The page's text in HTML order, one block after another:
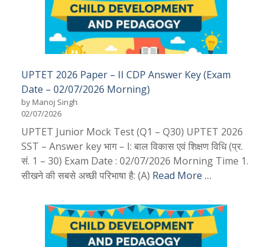
UPTET 2026 Paper – II CDP Answer Key (Exam
Date – 02/07/2026 Morning)
by Manoj Singh
02/07/2026
UPTET Junior Mock Test (Q1 – Q30) UPTET 2026
SST – Answer key भाग – I: बाल विकास एवं शिक्षण विधि (प्र.
सं. 1 – 30) Exam Date : 02/07/2026 Morning Time 1.
सीखने की सबसे अच्छी परिभाषा है: (A) Read More …